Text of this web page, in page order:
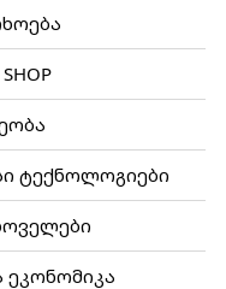
ტექნოლოგიები
ეკონომიკა